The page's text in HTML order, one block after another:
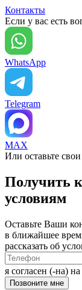
Контакты
Если у вас есть
WhatsApp
Telegram
MAX
Или оставьте
Получить
условиям
Оставьте Ваши
в ближайшее
рассказать об
я согласен (-на) на